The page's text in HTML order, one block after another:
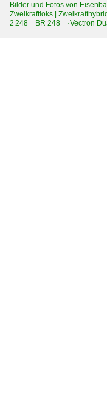
Bilder und Fotos von
Zweikraftloks |
2 248 BR 248 ·Vectron